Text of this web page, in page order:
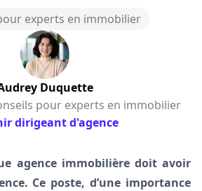
experts en immobilier
Duquette
pour experts en immobilier
dirigeant d'agence
agence immobilière doit avoir
Ce poste, d’une importance